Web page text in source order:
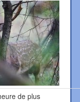
de plus